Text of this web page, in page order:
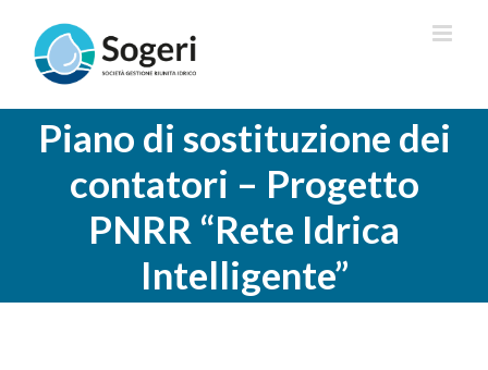
contenuto
Piano di sostituzione dei
contatori – Progetto
PNRR “Rete Idrica
Intelligente”